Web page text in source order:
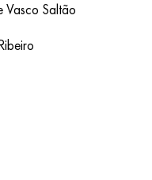
Saltão